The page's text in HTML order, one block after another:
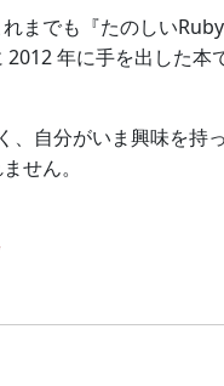
までも『たのしい
年に手を出した本
自分がいま興味を持
せん。